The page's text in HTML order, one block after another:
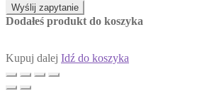
Wyślij zapytanie
Dodałeś produkt do koszyka
Kupuj dalej Idź do koszyka